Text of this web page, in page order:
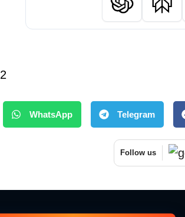
2
WhatsApp Telegram
Follow us